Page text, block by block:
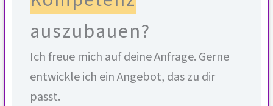
auszubauen?
Ich freue mich auf deine Anfrage. Gerne
entwickle ich ein Angebot, das zu dir
passt.